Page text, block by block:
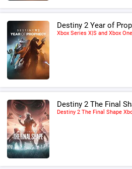
Destiny 2 Year of
Xbox Series X|S and Xbox
Destiny 2 The Final
Destiny 2 The Final Shape